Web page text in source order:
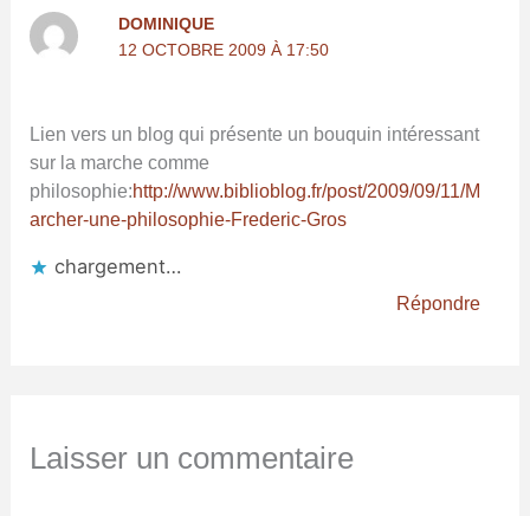
DOMINIQUE
12 OCTOBRE 2009 À 17:50
Lien vers un blog qui présente un bouquin intéressant
sur la marche comme
philosophie:http://www.biblioblog.fr/post/2009/09/11/M
archer-une-philosophie-Frederic-Gros
chargement…
Répondre
Laisser un commentaire